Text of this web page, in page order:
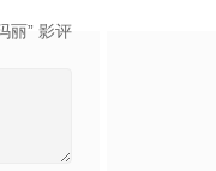
丽” 影评